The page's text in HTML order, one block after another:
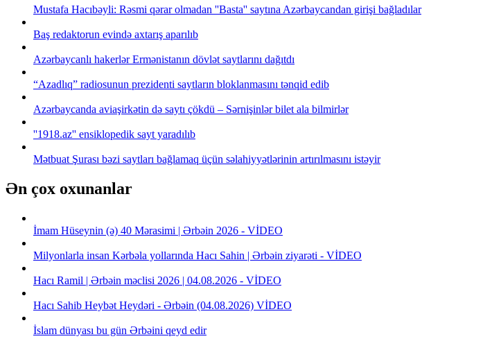
Mustafa Hacıbəyli: Rəsmi qərar olmadan ''Basta'' saytına Azərbaycandan girişi bağladılar
Baş redaktorun evində axtarış aparılıb
Azərbaycanlı hakerlər Ermənistanın dövlət saytlarını dağıtdı
“Azadlıq” radiosunun prezidenti saytların bloklanmasını tənqid edib
Azərbaycanda aviaşirkətin də saytı çökdü – Sərnişinlər bilet ala bilmirlər
''1918.az'' ensiklopedik sayt yaradılıb
Mətbuat Şurası bəzi saytları bağlamaq üçün səlahiyyətlərinin artırılmasını istəyir
Ən çox oxunanlar
İmam Hüseynin (ə) 40 Mərasimi | Ərbəin 2026 - VİDEO
Milyonlarla insan Kərbəla yollarında Hacı Sahin | Ərbəin ziyarəti - VİDEO
Hacı Ramil | Ərbəin məclisi 2026 | 04.08.2026 - VİDEO
Hacı Sahib Heybət Heydəri - Ərbəin (04.08.2026) VİDEO
İslam dünyası bu gün Ərbəini qeyd edir